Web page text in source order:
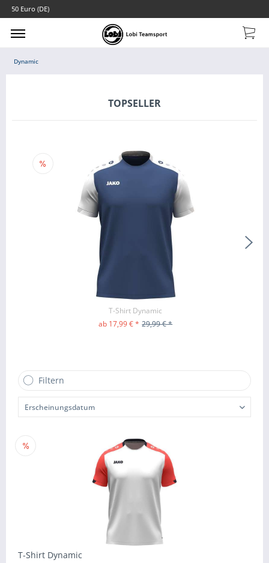
Dynamic
TOPSELLER
T-Shirt Dynamic
ab 17,99 € * 29,99 € *
Filtern
T-Shirt Dynamic